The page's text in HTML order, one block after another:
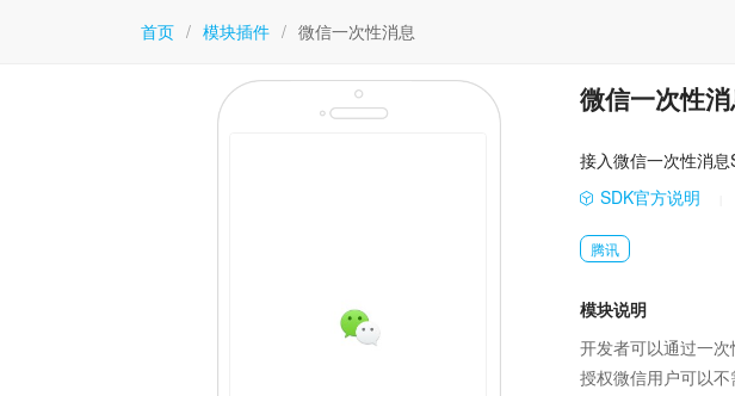
首页 / 模块插件 / 微信一次性消息
微信一次性
接入微信一次性消息
SDK官方说明
腾讯
模块说明
开发者可以通过一次
授权微信用户可以